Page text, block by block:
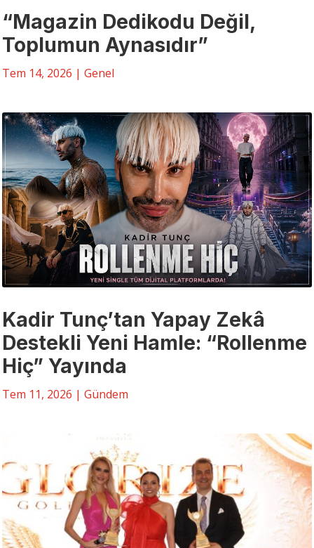
“Magazin Dedikodu Değil,
Toplumun Aynasıdır”
Tem 14, 2026 | Genel
Kadir Tunç’tan Yapay Zekâ
Destekli Yeni Hamle: “Rollenme
Hiç” Yayında
Tem 11, 2026 | Gündem